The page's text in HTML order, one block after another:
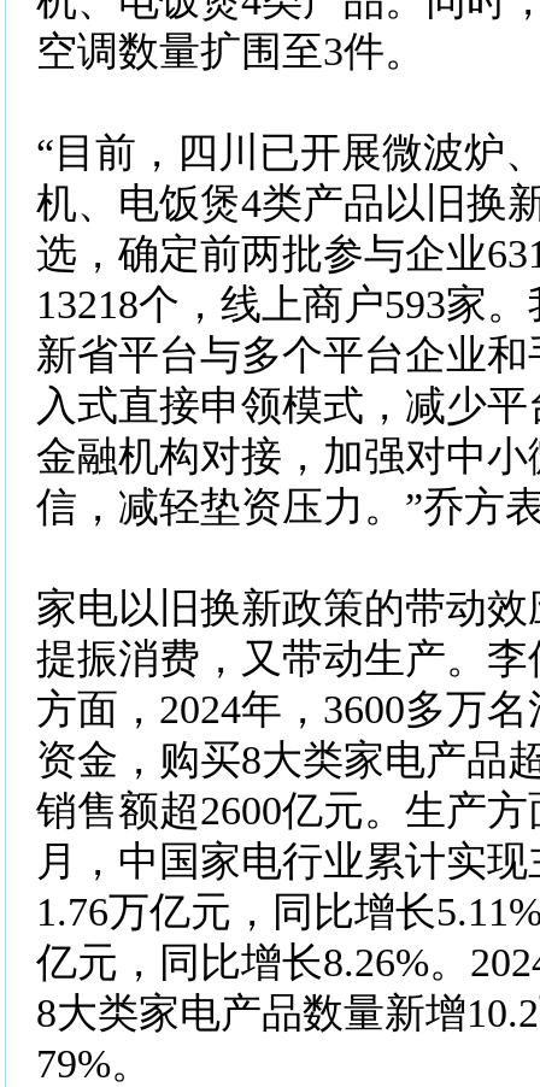
空调数量扩围至3件。
“目前，四川已开展微波炉
机、电饭煲4类产品以旧换
选，确定前两批参与企业
13218个，线上商户593家
新省平台与多个平台企业
入式直接申领模式，减少
金融机构对接，加强对中
信，减轻垫资压力。”乔方
家电以旧换新政策的带动
提振消费，又带动生产。
方面，2024年，3600多万
资金，购买8大类家电产品
销售额超2600亿元。生产方
月，中国家电行业累计实
1.76万亿元，同比增长
亿元，同比增长8.26%。
8大类家电产品数量新增
79%。